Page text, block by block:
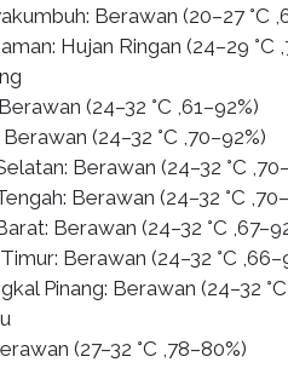
Berawan (20–27 °C
Hujan Ringan (24–29 °C
(24–32 °C ,61–92%)
(24–32 °C ,70–92%)
Berawan (24–32 °C
Berawan (24–32 °C
Berawan (24–32 °C
Berawan (24–32 °C
Pinang: Berawan (24–32
(27–32 °C ,78–80%)